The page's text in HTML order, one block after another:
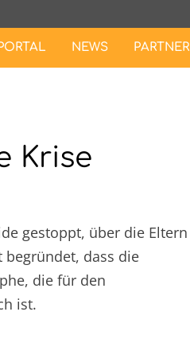
NEWS PARTNER
Krise
gestoppt, über die Eltern
dass die
die für den
ist.